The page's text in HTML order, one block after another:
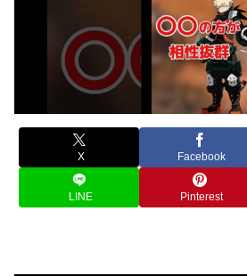
X Facebook
LINE Pinterest